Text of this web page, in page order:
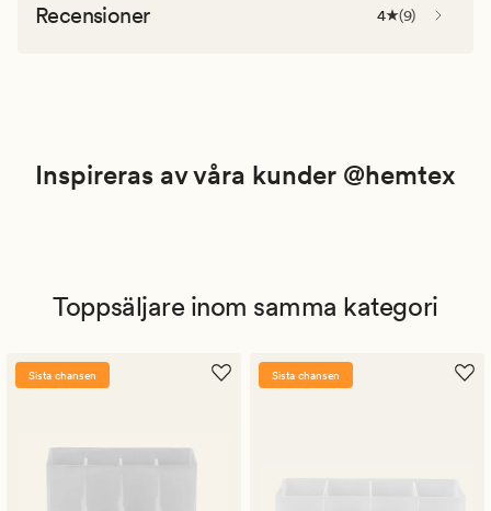
Recensioner 4 (9)
Inspireras av våra kunder @hemtex
Toppsäljare inom samma kategori
Sista chansen Sista chansen